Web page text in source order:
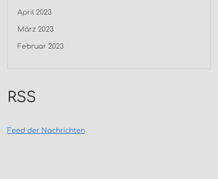
April 2023
März 2023
Februar 2023
RSS
Feed der Nachrichten